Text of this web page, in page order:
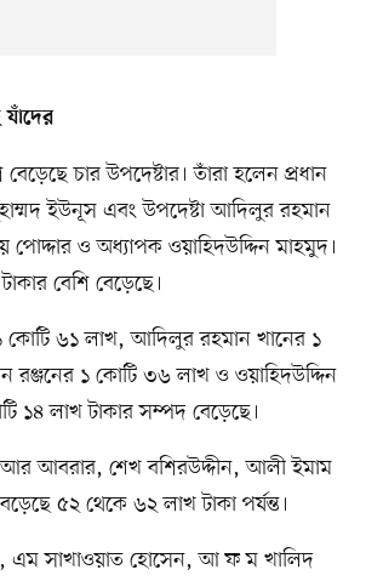
চার উপদেষ্টার। তাঁরা হলেন প্রধান
ইউনূস এবং উপদেষ্টা আদিলুর রহমান
পোদ্দার ও অধ্যাপক ওয়াহিদউদ্দিন মাহমুদ।
বেশি বেড়েছে।
৬১ লাখ, আদিলুর রহমান খানের ১
রঞ্জনের ১ কোটি ৩৬ লাখ ও ওয়াহিদউদ্দিন
১৪ লাখ টাকার সম্পদ বেড়েছে।
আবরার, শেখ বশিরউদ্দীন, আলী ইমাম
৫২ থেকে ৬২ লাখ টাকা পর্যন্ত।
এম সাখাওয়াত হোসেন, আ ফ ম খালিদ